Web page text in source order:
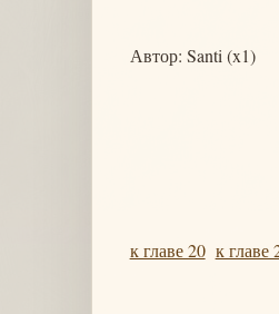
Автор: Santi (x1)
к главе 20 к главе